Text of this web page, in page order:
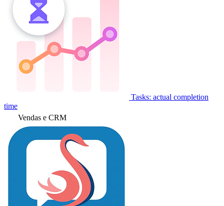
Tasks: actual completion
time
Vendas e CRM